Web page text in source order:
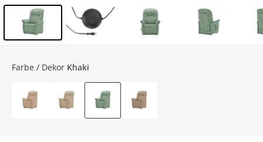
Farbe / Dekor Khaki